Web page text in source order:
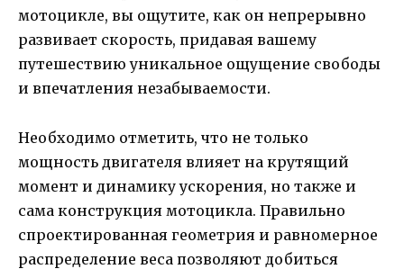
мотоцикле, вы ощутите, как он непрерывно
развивает скорость, придавая вашему
путешествию уникальное ощущение свободы
и впечатления незабываемости.
Необходимо отметить, что не только
мощность двигателя влияет на крутящий
момент и динамику ускорения, но также и
сама конструкция мотоцикла. Правильно
спроектированная геометрия и равномерное
распределение веса позволяют добиться